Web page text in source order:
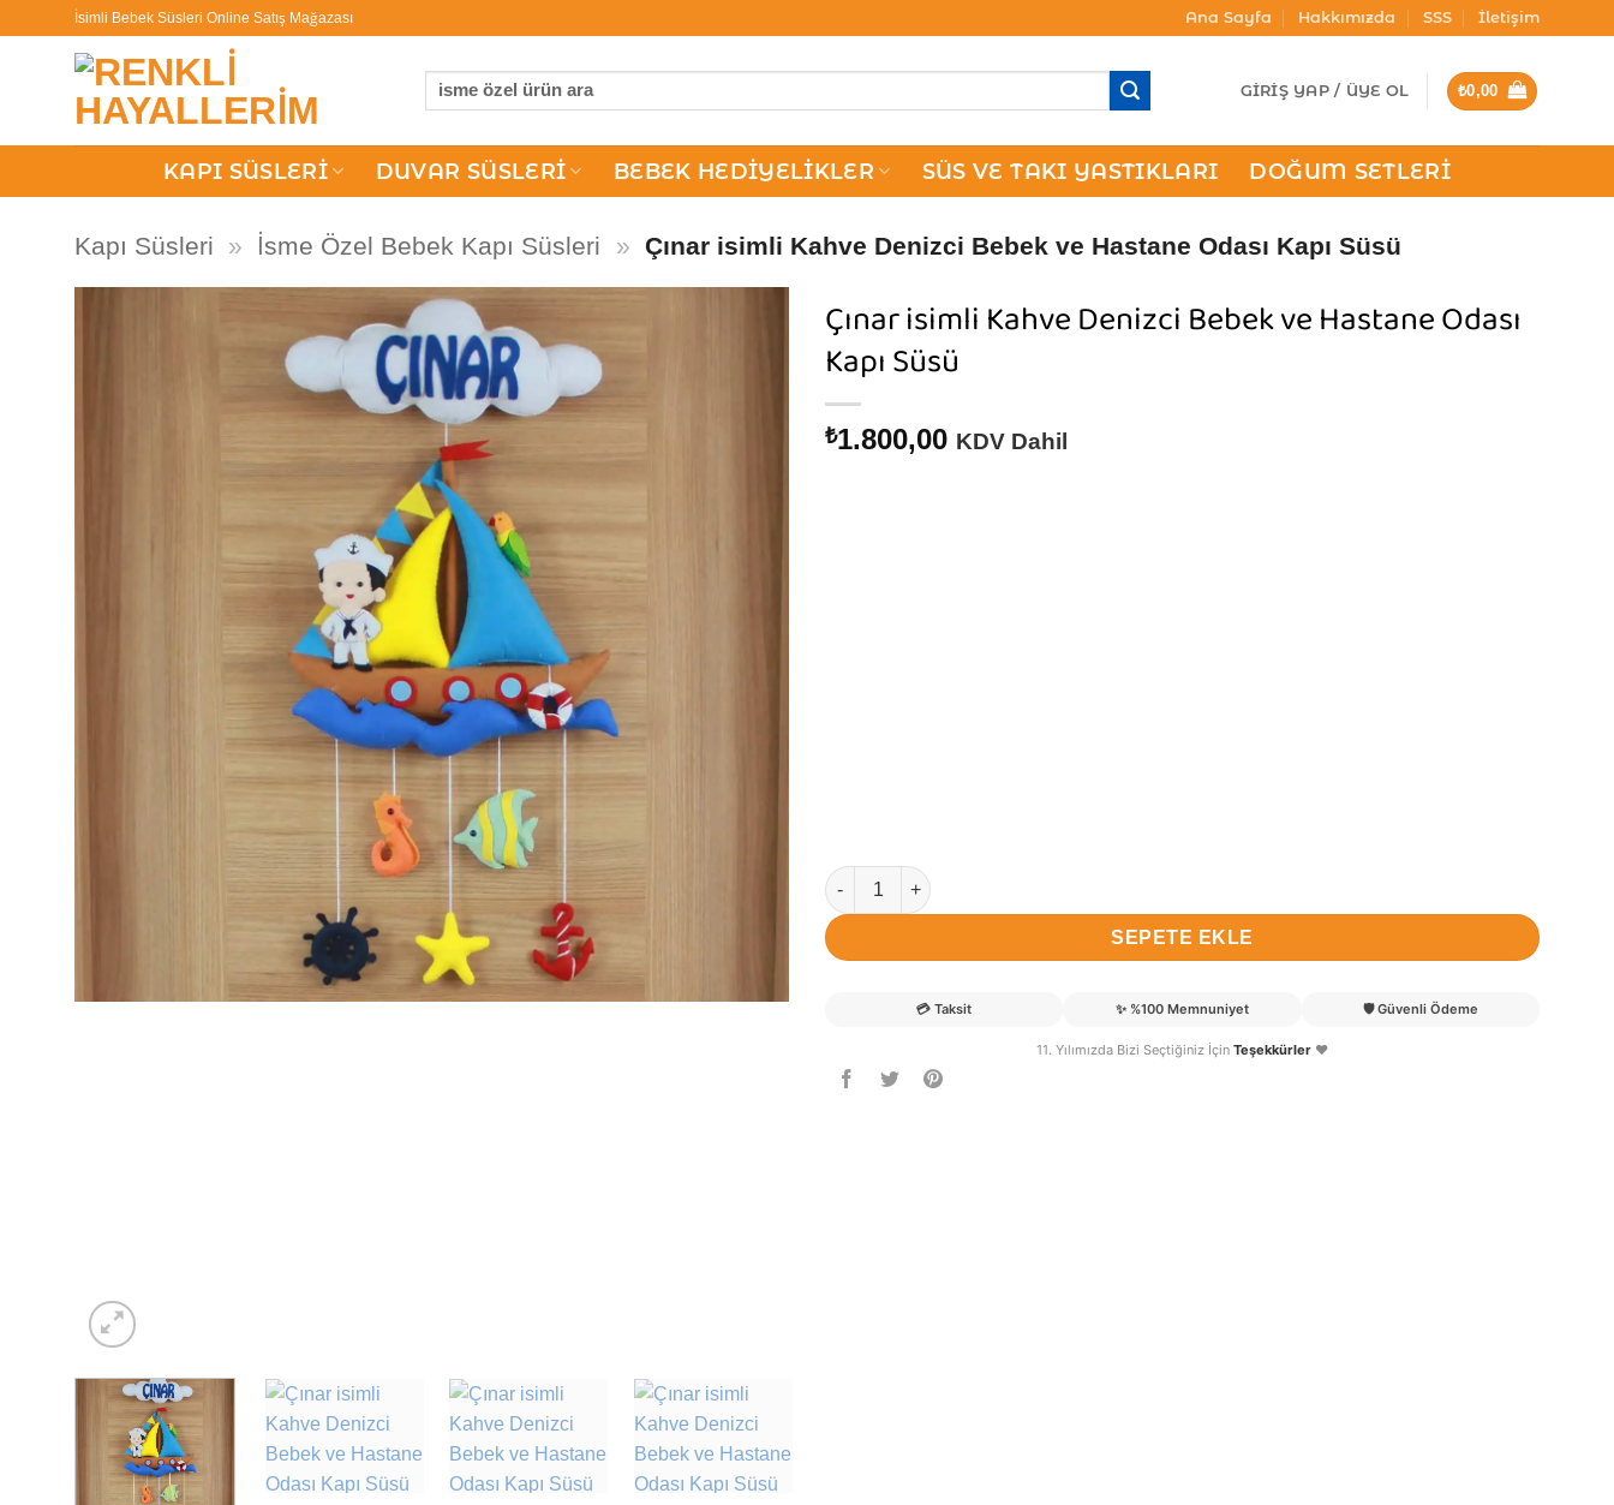
İsimli Bebek Süsleri Online Satış Mağazası Ana Sayfa Hakkımızda SSS İletişim
Ara:
GIRIŞ YAP / ÜYE OL ₺0,00
KAPI SÜSLERI DUVAR SÜSLERI BEBEK HEDIYELIKLER SÜS VE TAKI YASTIKLARI DOĞUM SETLERI
Kapı Süsleri » İsme Özel Bebek Kapı Süsleri » Çınar isimli Kahve Denizci Bebek ve Hastane Odası Kapı Süsü
Çınar isimli Kahve Denizci Bebek ve Hastane Odası
Kapı Süsü
₺1.800,00 KDV Dahil
Çınar isimli Kahve Denizci Bebek ve Hastane Odası Kapı Süsü adet
SEPETE EKLE
💳 Taksit ✨ %100 Memnuniyet 🛡️ Güvenli Ödeme
11. Yılımızda Bizi Seçtiğiniz İçin Teşekkürler ❤️